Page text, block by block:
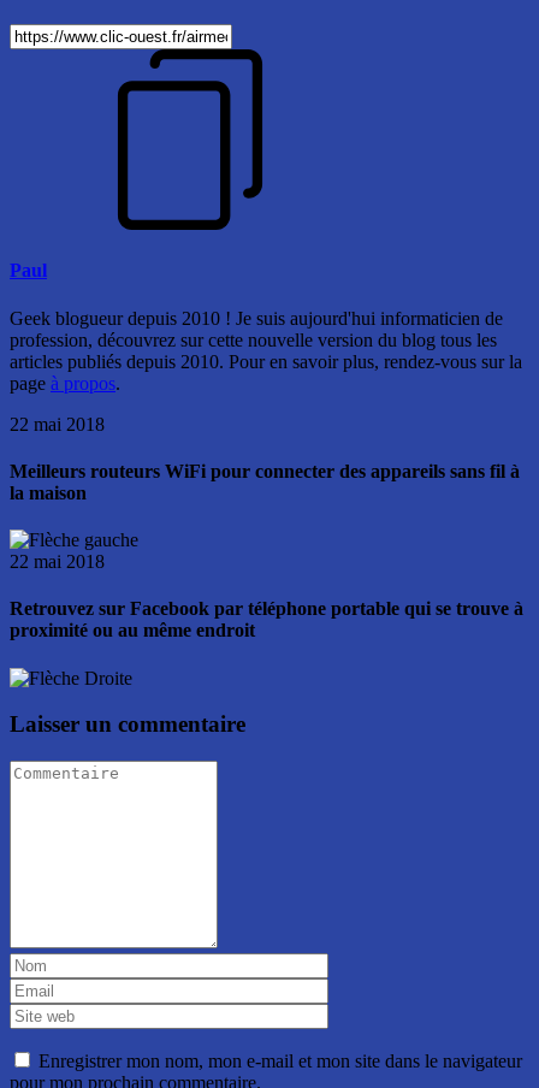
Paul
Geek blogueur depuis 2010 ! Je suis aujourd'hui informaticien de
profession, découvrez sur cette nouvelle version du blog tous les
articles publiés depuis 2010. Pour en savoir plus, rendez-vous sur la
page à propos.
22 mai 2018
Meilleurs routeurs WiFi pour connecter des appareils sans fil à
la maison
22 mai 2018
Retrouvez sur Facebook par téléphone portable qui se trouve à
proximité ou au même endroit
Laisser un commentaire
Enregistrer mon nom, mon e-mail et mon site dans le navigateur
pour mon prochain commentaire.